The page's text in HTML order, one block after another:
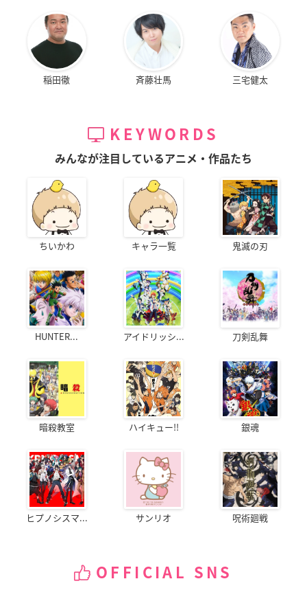
稲田徹 斉藤壮馬 三宅健太
KEYWORDS
みんなが注目しているアニメ・作品たち
ちいかわ キャラ一覧 鬼滅の刃
HUNTER... アイドリッシ... 刀剣乱舞
暗殺教室 ハイキュー!! 銀魂
ヒプノシスマ... サンリオ 呪術廻戦
OFFICIAL SNS